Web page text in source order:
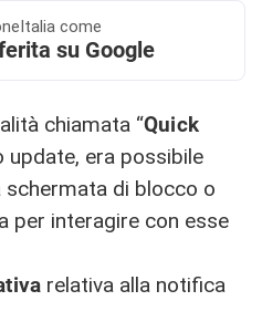
come
su Google
chiamata “Quick
update, era possibile
schermata di blocco o
per interagire con esse
relativa alla notifica